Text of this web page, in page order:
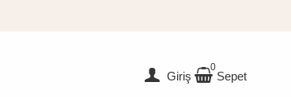
Giriş
0
Sepet